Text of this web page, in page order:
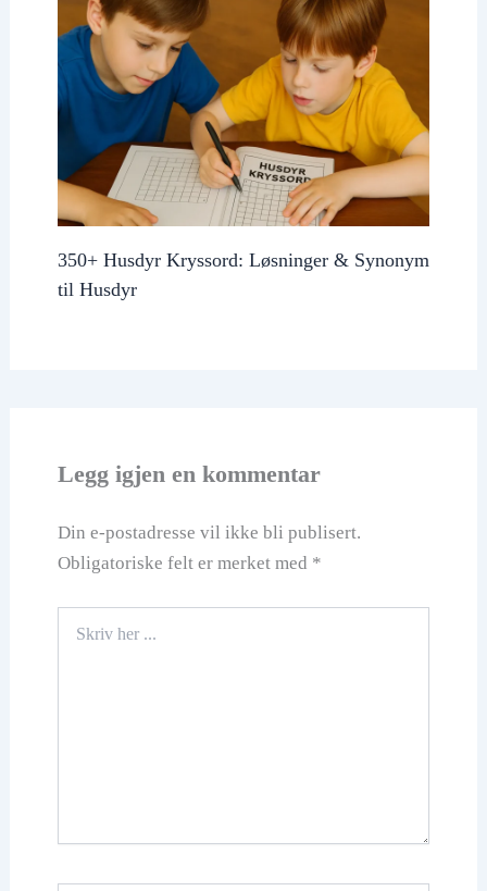
350+ Husdyr Kryssord: Løsninger & Synonym
til Husdyr
Legg igjen en kommentar
Din e-postadresse vil ikke bli publisert.
Obligatoriske felt er merket med *